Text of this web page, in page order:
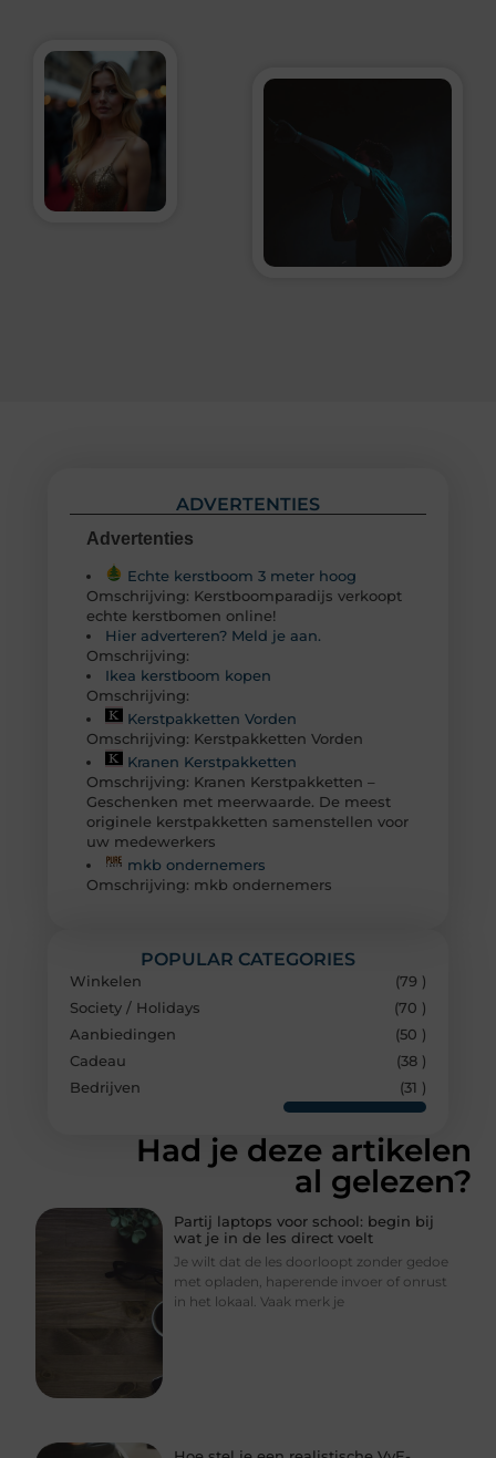
ADVERTENTIES
Advertenties
Echte kerstboom 3 meter hoog
Omschrijving: Kerstboomparadijs verkoopt
echte kerstbomen online!
Hier adverteren? Meld je aan.
Omschrijving:
Ikea kerstboom kopen
Omschrijving:
Kerstpakketten Vorden
Omschrijving: Kerstpakketten Vorden
Kranen Kerstpakketten
Omschrijving: Kranen Kerstpakketten –
Geschenken met meerwaarde. De meest
originele kerstpakketten samenstellen voor
uw medewerkers
mkb ondernemers
Omschrijving: mkb ondernemers
POPULAR CATEGORIES
Winkelen
(79 )
Society / Holidays
(70 )
Aanbiedingen
(50 )
Cadeau
(38 )
Bedrijven
(31 )
Had je deze artikelen
al gelezen?
Partij laptops voor school: begin bij
wat je in de les direct voelt
Je wilt dat de les doorloopt zonder gedoe
met opladen, haperende invoer of onrust
in het lokaal. Vaak merk je